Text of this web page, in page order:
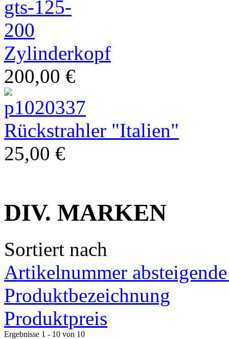
Restauration
Zylinderkopf
200,00 €
Rückstrahler "Italien"
25,00 €
DIV. MARKEN
Sortiert nach
Artikelnummer
Produktbezeichnung
Produktpreis
Ergebnisse 1 - 10 von 10